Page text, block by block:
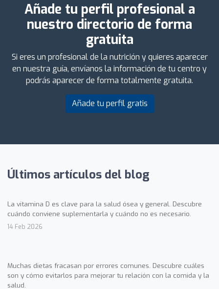
Añade tu perfil profesional a
nuestro directorio de forma
gratuita
Si eres un profesional de la nutrición y quieres aparecer
en nuestra guía, envíanos la información de tu centro y
podrás aparecer de forma totalmente gratuita.
Añade tu perfil gratis
Últimos artículos del blog
La vitamina D es clave para la salud ósea y general. Descubre
cuándo conviene suplementarla y cuándo no es necesario.
14 Feb 2026
Muchas dietas fracasan por errores comunes. Descubre cuáles
son y cómo evitarlos para mejorar tu relación con la comida y la
salud.